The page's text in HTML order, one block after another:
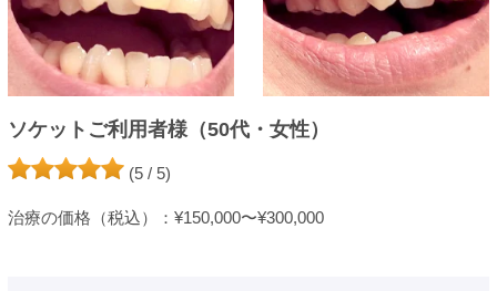
ソケットご利用者様（50代・女性）
(5 / 5)
治療の価格（税込）：¥150,000〜¥300,000